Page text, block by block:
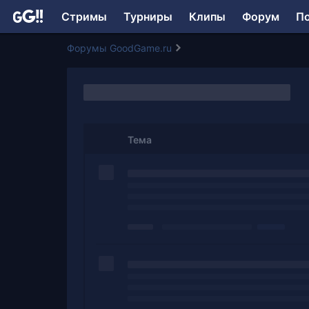
Стримы Турниры Клипы Форум
Форумы GoodGame.ru
Тема